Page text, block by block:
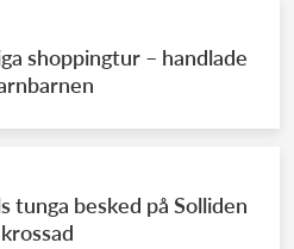
shoppingtur – handlade
tunga besked på Solliden